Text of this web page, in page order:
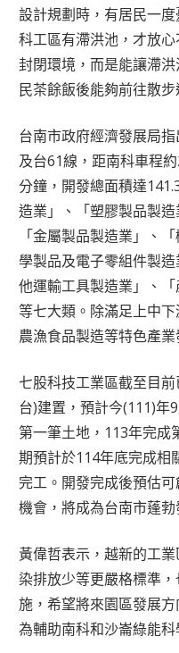
設計規劃時，有居民一
科工區有滯洪池，才放
封閉環境，而是能讓滯
民茶餘飯後能夠前往散
台南市政府經濟發展局
及台61線，距南科車程
分鐘，開發總面積達
造業」、「塑膠製品製
「金屬製品製造業」、
學製品及電子零組件製
他運輸工具製造業」、「
等七大類。除滿足上中
農漁食品製造等特色產業
七股科技工業區截至目
台)建置，預計今(111)年
第一筆土地，113年完成
期預計於114年底完成相
完工。開發完成後預估
機會，將成為台南市蓬
黃偉哲表示，越新的工
染排放少等更嚴格標準
施，希望將來園區發展
為輔助南科和沙崙綠能科